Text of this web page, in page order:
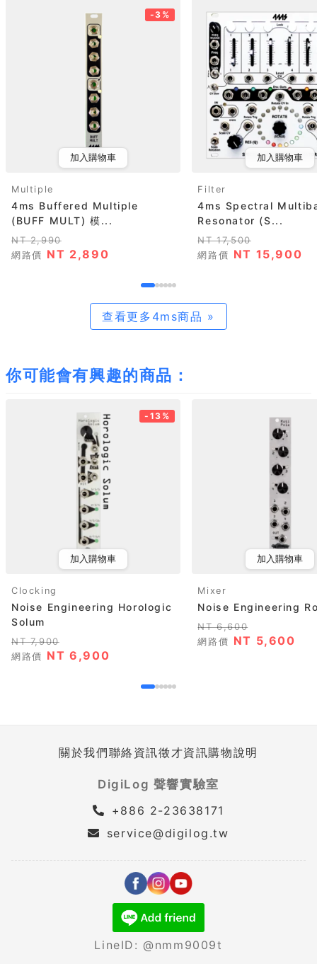
-3%
加入購物車
Multiple
4ms Buffered Multiple
(BUFF MULT) 模...
NT 2,990
網路價 NT 2,890
加入購物車
Filter
4ms Spectral
Resonator (S...
NT 17,500
網路價 NT 15,900
查看更多4ms商品 »
你可能會有興趣的商品：
-13%
加入購物車
Clocking
Noise Engineering Horologic
Solum
NT 7,900
網路價 NT 6,900
加入購物車
Mixer
Noise Engineering
NT 6,600
網路價 NT 5,600
關於我們聯絡資訊徵才資訊購物說明
DigiLog 聲響實驗室
+886 2-23638171
service@digilog.tw
LineID: @nmm9009t